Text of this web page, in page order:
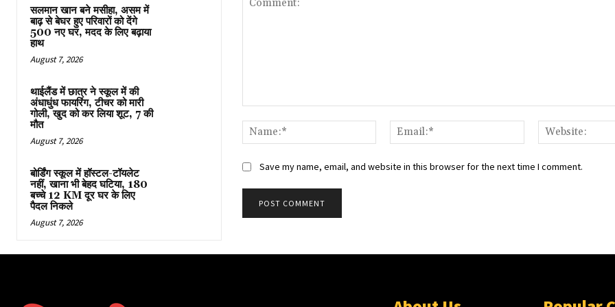
सलमान खान बने मसीहा, असम में
बाढ़ से बेघर हुए परिवारों को देंगे
500 नए घर, मदद के लिए बढ़ाया
हाथ
August 7, 2026
थाईलैंड में छात्र ने स्कूल में की
अंधाधुंध फायरिंग, टीचर को मारी
गोली, खुद को कर लिया शूट, 7 की
मौत
August 7, 2026
बोर्डिंग स्कूल में हॉस्टल-टॉयलेट
नहीं, खाना भी बेहद घटिया, 180
बच्चे 12 KM दूर घर के लिए
पैदल निकले
August 7, 2026
Name:*
Email:*
Save my name, email, and website in this browser for the next time I comment.